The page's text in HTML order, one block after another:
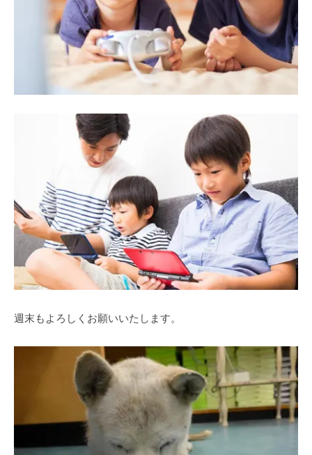
週末もよろしくお願いいたします。